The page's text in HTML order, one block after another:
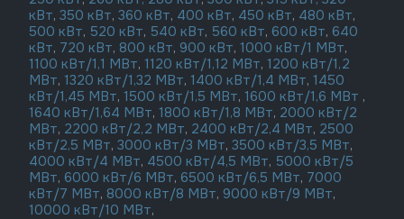
кВт, 350 кВт, 360 кВт, 400 кВт, 450 кВт, 480 кВт,
500 кВт, 520 кВт, 540 кВт, 560 кВт, 600 кВт, 640
кВт, 720 кВт, 800 кВт, 900 кВт, 1000 кВт/1 МВт,
1100 кВт/1,1 МВт, 1120 кВт/1,12 МВт, 1200 кВт/1,2
МВт, 1320 кВт/1,32 МВт, 1400 кВт/1,4 МВт, 1450
кВт/1,45 МВт, 1500 кВт/1,5 МВт, 1600 кВт/1,6 МВт ,
1640 кВт/1,64 МВт, 1800 кВт/1,8 МВт, 2000 кВт/2
МВт, 2200 кВт/2,2 МВт, 2400 кВт/2,4 МВт, 2500
кВт/2,5 МВт, 3000 кВт/3 МВт, 3500 кВт/3,5 МВт,
4000 кВт/4 МВт, 4500 кВт/4,5 МВт, 5000 кВт/5
МВт, 6000 кВт/6 МВт, 6500 кВт/6,5 МВт, 7000
кВт/7 МВт, 8000 кВт/8 МВт, 9000 кВт/9 МВт,
10000 кВт/10 МВт,